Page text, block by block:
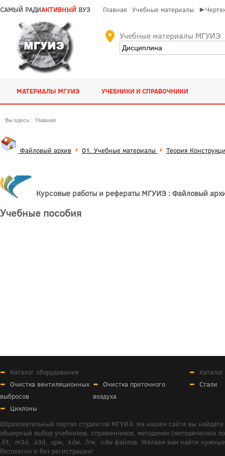
САМЫЙ РАДИАКТИВНЫЙ ВУЗ Главная Учебные материалы
Учебные материалы МГУИЭ
МАТЕРИАЛЫ МГУИЭ УЧЕБНИКИ И СПРАВОЧНИКИ
Вы здесь: Главная
Файловый архив 01. Учебные материалы Теория
Курсовые работы и рефераты МГУИЭ : Файловый
Учебные пособия
Каталог оборудования
Очистка вентиляционных
выбросов
Очистка приточного
воздуха
Циклоны
Стали
Образовательный портал студентов МГУИЭ. На нашем сайте вы
обширный выбор учебников, справочников, методичек (методических
.frt, .m3d, .a3d, .spw, .kdw, .frw, .cdw файлов. Желаем вам найти
бесплатно и без регистрации!